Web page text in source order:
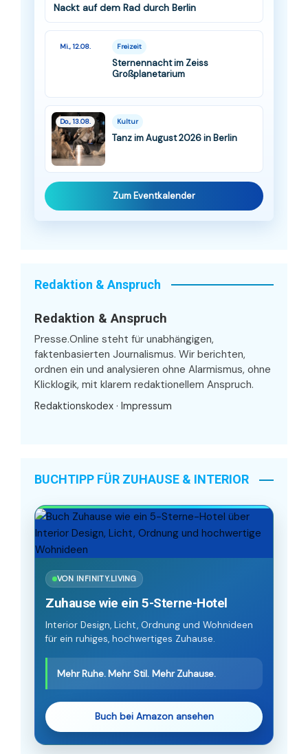
Nackt auf dem Rad durch Berlin
Mi., 12.08. Freizeit
Sternennacht im Zeiss
Großplanetarium
Do., 13.08. Kultur
Tanz im August 2026 in Berlin
Zum Eventkalender
Redaktion & Anspruch
Redaktion & Anspruch
Presse.Online steht für unabhängigen,
faktenbasierten Journalismus. Wir berichten,
ordnen ein und analysieren ohne Alarmismus, ohne
Klicklogik, mit klarem redaktionellem Anspruch.
Redaktionskodex · Impressum
BUCHTIPP FÜR ZUHAUSE & INTERIOR
VON INFINITY.LIVING
Zuhause wie ein 5-Sterne-Hotel
Interior Design, Licht, Ordnung und Wohnideen
für ein ruhiges, hochwertiges Zuhause.
Mehr Ruhe. Mehr Stil. Mehr Zuhause.
Buch bei Amazon ansehen